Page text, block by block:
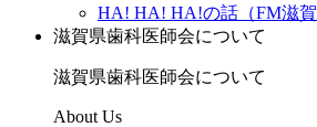
HA! HA! HA!の話（FM滋賀
滋賀県歯科医師会について
滋賀県歯科医師会について
About Us